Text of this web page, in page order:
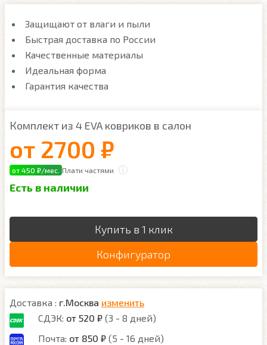
Защищают от влаги и пыли
Быстрая доставка по России
Качественные материалы
Идеальная форма
Гарантия качества
Комплект из 4 EVA ковриков в салон
от 2700 ₽
от 450 ₽/мес. Плати частями
Есть в наличии
Купить в 1 клик
Конфигуратор
Доставка : г.Москва изменить
СДЭК: от 520 ₽ (3 - 8 дней)
Почта: от 850 ₽ (5 - 16 дней)